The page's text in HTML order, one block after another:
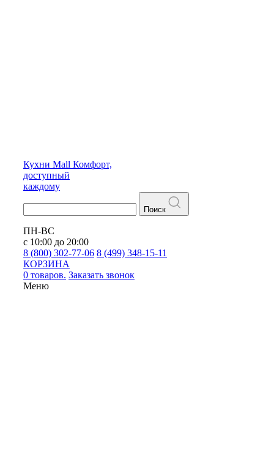
Кухни Mall Комфорт,
доступный
каждому
Поиск
ПН-ВС
с 10:00 до 20:00
8 (800) 302-77-06 8 (499) 348-15-11
КОРЗИНА
0 товаров. Заказать звонок
Меню